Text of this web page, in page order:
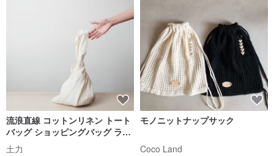
流浪直線 コットンリネン トート
バッグ ショッピングバッグ ラン
チバッグ
土力
モノニットナップサック
Coco Land